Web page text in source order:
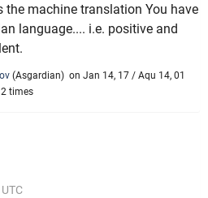
the machine translation You have
language.... i.e. positive and
(Asgardian) on Jan 14, 17 / Aqu 14, 01
times